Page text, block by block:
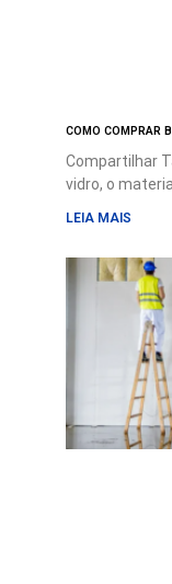
COMO COMPRAR
Compartilhar
vidro, o
LEIA MAIS